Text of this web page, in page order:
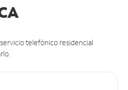
telefónico residencial